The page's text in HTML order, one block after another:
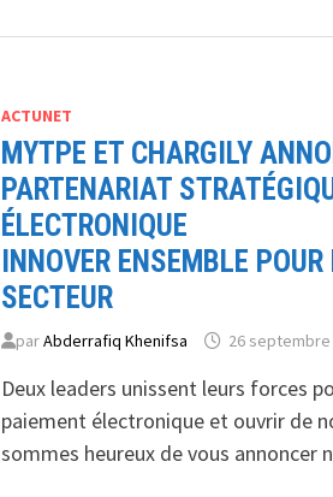
ACTUNET
MYTPE ET CHARGILY
PARTENARIAT
ÉLECTRONIQUE
INNOVER ENSEMBLE
SECTEUR
parAbderrafiq Khenifsa 26 septembre
Deux leaders unissent leurs forces
paiement électronique et ouvrir de
sommes heureux de vous